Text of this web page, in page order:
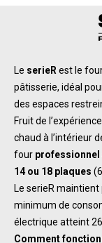
Le serieR est le
pâtisserie, idéal
des espaces
Fruit de
chaud à l’intérieur
four
14 ou 18 plaques
Le serieR
minimum de
électrique atteint 26
Comment